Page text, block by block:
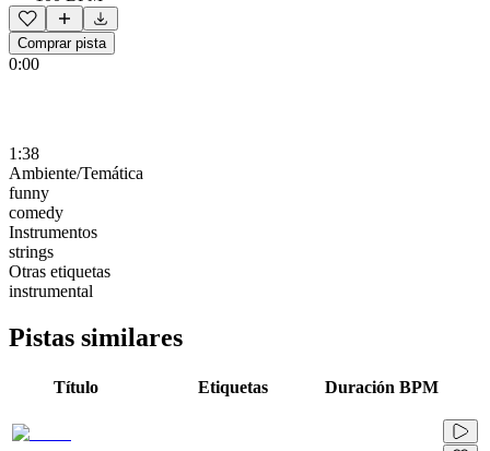
Comprar pista
0:00
1:38
Ambiente/Temática
funny
comedy
Instrumentos
strings
Otras etiquetas
instrumental
Pistas similares
Título Etiquetas Duración BPM